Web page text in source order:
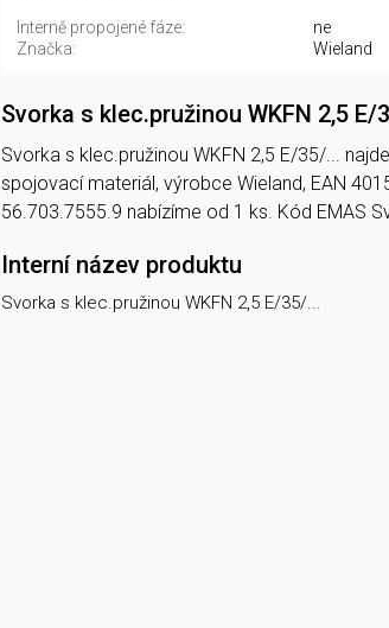
Interně propojené fáze: ne
Značka:
Wieland
Svorka s klec.pružinou WKFN 2,5 E/
Svorka s klec.pružinou WKFN 2,5 E/35/...
spojovací materiál, výrobce Wieland, EAN
56.703.7555.9 nabízíme od 1 ks. Kód EMAS
Interní název produktu
Svorka s klec.pružinou WKFN 2,5 E/35/...